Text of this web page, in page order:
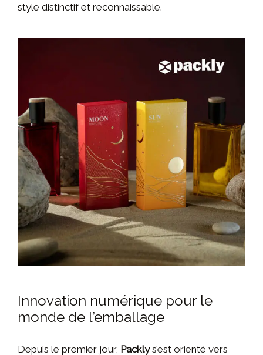
style distinctif et reconnaissable.
Innovation numérique pour le
monde de l’emballage
Depuis le premier jour, Packlys’est orienté vers